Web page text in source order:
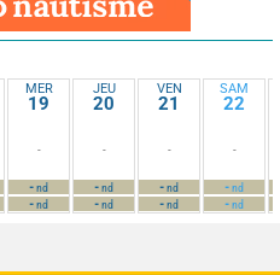
MER
19
-
-nd
-nd
JEU
20
-
-nd
-nd
VEN
21
-
-nd
-nd
SAM
22
-
-nd
-nd